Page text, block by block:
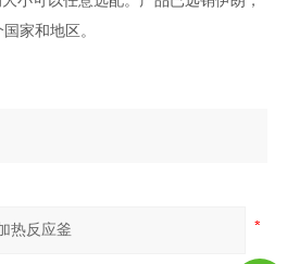
家和地区。